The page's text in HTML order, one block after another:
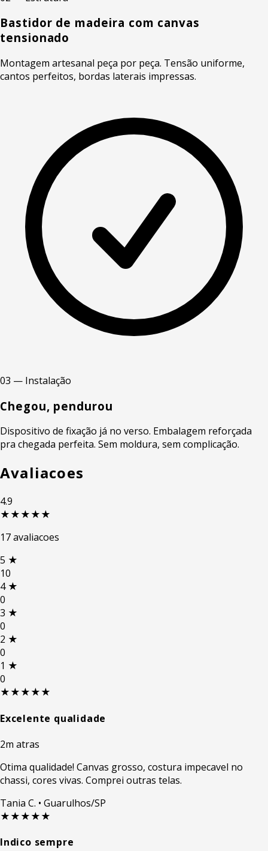
Bastidor de madeira com canvas
tensionado
Montagem artesanal peça por peça. Tensão uniforme,
cantos perfeitos, bordas laterais impressas.
03 — Instalação
Chegou, pendurou
Dispositivo de fixação já no verso. Embalagem reforçada
pra chegada perfeita. Sem moldura, sem complicação.
Avaliacoes
4.9
★★★★★
17 avaliacoes
5 ★
10
4 ★
0
3 ★
0
2 ★
0
1 ★
0
★★★★★
Excelente qualidade
2m atras
Otima qualidade! Canvas grosso, costura impecavel no
chassi, cores vivas. Comprei outras telas.
Tania C. • Guarulhos/SP
★★★★★
Indico sempre